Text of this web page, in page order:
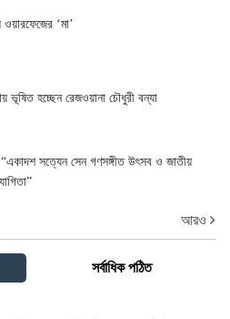
ওয়ারফেজের ‘মা’
ভূষিত হচ্ছেন রেজওয়ানা চৌধুরী বন্যা
সত্যেন সেন গণসঙ্গীত উৎসব ও জাতীয়
আরও
সর্বাধিক পঠিত